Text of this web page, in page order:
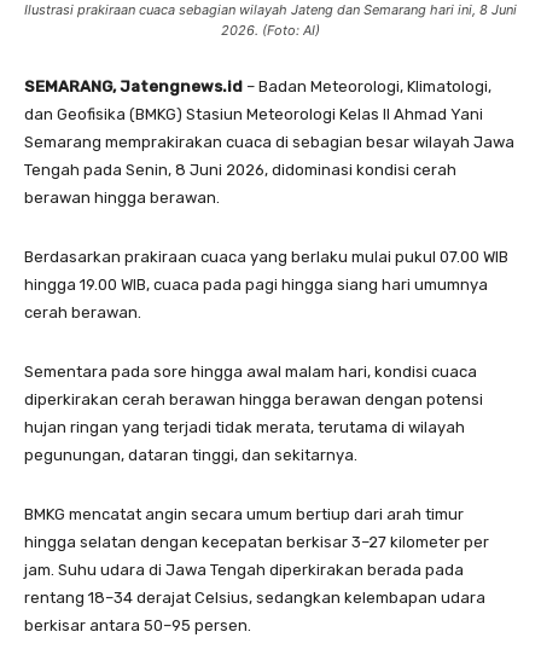
Ilustrasi prakiraan cuaca sebagian wilayah Jateng dan Semarang hari ini, 8 Juni
2026. (Foto: AI)
SEMARANG, Jatengnews.id – Badan Meteorologi, Klimatologi,
dan Geofisika (BMKG) Stasiun Meteorologi Kelas II Ahmad Yani
Semarang memprakirakan cuaca di sebagian besar wilayah Jawa
Tengah pada Senin, 8 Juni 2026, didominasi kondisi cerah
berawan hingga berawan.
Berdasarkan prakiraan cuaca yang berlaku mulai pukul 07.00 WIB
hingga 19.00 WIB, cuaca pada pagi hingga siang hari umumnya
cerah berawan.
Sementara pada sore hingga awal malam hari, kondisi cuaca
diperkirakan cerah berawan hingga berawan dengan potensi
hujan ringan yang terjadi tidak merata, terutama di wilayah
pegunungan, dataran tinggi, dan sekitarnya.
BMKG mencatat angin secara umum bertiup dari arah timur
hingga selatan dengan kecepatan berkisar 3–27 kilometer per
jam. Suhu udara di Jawa Tengah diperkirakan berada pada
rentang 18–34 derajat Celsius, sedangkan kelembapan udara
berkisar antara 50–95 persen.